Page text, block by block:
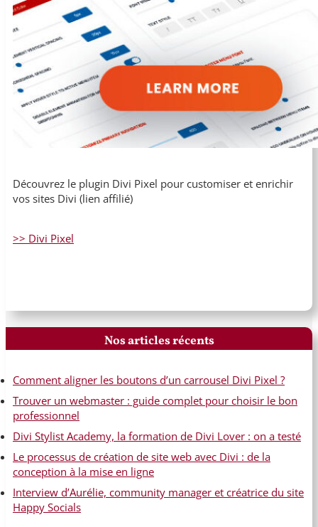
Découvrez le plugin Divi Pixel pour customiser et enrichir
vos sites Divi (lien affilié)
>> Divi Pixel
Nos articles récents
Comment aligner les boutons d’un carrousel Divi Pixel ?
Trouver un webmaster : guide complet pour choisir le bon
professionnel
Divi Stylist Academy, la formation de Divi Lover : on a testé
Le processus de création de site web avec Divi : de la
conception à la mise en ligne
Interview d’Aurélie, community manager et créatrice du site
Happy Socials